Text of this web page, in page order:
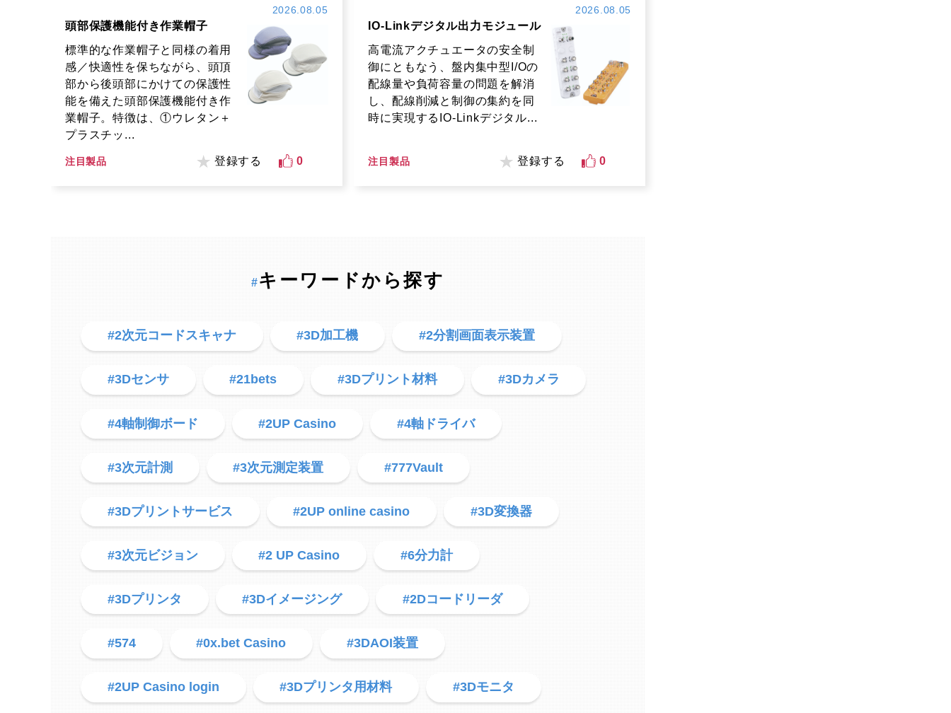
2026.08.05
頭部保護機能付き作業帽子
標準的な作業帽子と同様の着用
感／快適性を保ちながら、頭頂
部から後頭部にかけての保護性
能を備えた頭部保護機能付き作
業帽子。特徴は、①ウレタン＋
プラスチッ...
注目製品 登録する 0
2026.08.05
IO-Linkデジタル出力モジュール
高電流アクチュエータの安全制
御にともなう、盤内集中型I/Oの
配線量や負荷容量の問題を解消
し、配線削減と制御の集約を同
時に実現するIO-Linkデジタル...
注目製品 登録する 0
#キーワードから探す
#2次元コードスキャナ #3D加工機 #2分割画面表示装置
#3Dセンサ #21bets #3Dプリント材料 #3Dカメラ
#4軸制御ボード #2UP Casino #4軸ドライバ
#3次元計測 #3次元測定装置 #777Vault
#3Dプリントサービス #2UP online casino #3D変換器
#3次元ビジョン #2 UP Casino #6分力計
#3Dプリンタ #3Dイメージング #2Dコードリーダ
#574 #0x.bet Casino #3DAOI装置
#2UP Casino login #3Dプリンタ用材料 #3Dモニタ